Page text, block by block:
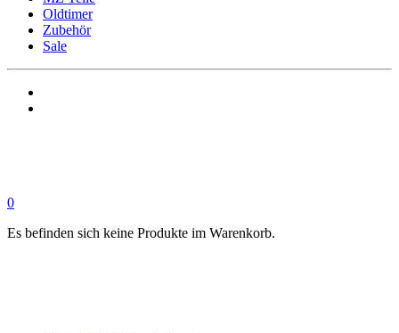
Oldtimer
Zubehör
Sale
0
Es befinden sich keine Produkte im Warenkorb.